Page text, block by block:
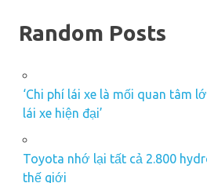
Random Posts
‘Chi phí lái xe là mối quan tâm
lái xe hiện đại’
Toyota nhớ lại tất cả 2.800
thế giới